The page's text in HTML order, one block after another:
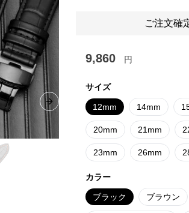
Next slide
ご注文確
9,860 円
サイズ
12mm 14mm
20mm 21mm
23mm 26mm
カラー
ブラック ブラウン